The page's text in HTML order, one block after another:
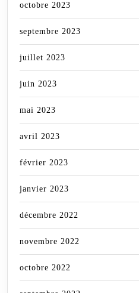
octobre 2023
septembre 2023
juillet 2023
juin 2023
mai 2023
avril 2023
février 2023
janvier 2023
décembre 2022
novembre 2022
octobre 2022